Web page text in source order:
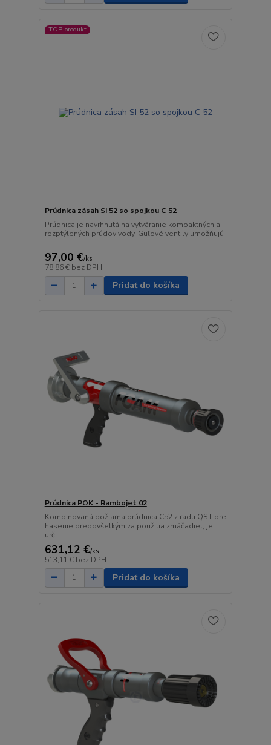
TOP produkt
Prúdnica zásah SI 52 so spojkou C 52
Prúdnica je navrhnutá na vytváranie kompaktných a
rozptýlených prúdov vody. Guľové ventily umožňujú
...
97,00 €/ks
78,86 € bez DPH
Pridať do košíka
Prúdnica POK - Rambojet 02
Kombinovaná požiarna prúdnica C52 z radu QST pre
hasenie predovšetkým za použitia zmáčadiel, je
urč...
631,12 €/ks
513,11 € bez DPH
Pridať do košíka